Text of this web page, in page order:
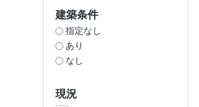
建築条件
指定なし
あり
なし
現況